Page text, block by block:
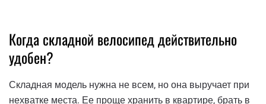
Когда складной велосипед действительно
удобен?
Складная модель нужна не всем, но она выручает при
нехватке места. Ее проще хранить в квартире, брать в